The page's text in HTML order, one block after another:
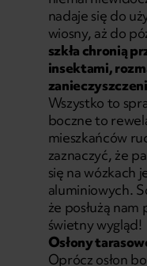
nadaje się do
wiosny, aż do
szkła chronią
insektami,
Wszystko to
boczne to
mieszkańców
zaznaczyć, że
się na wózkach
aluminiowych.
że posłużą
świetny wygląd!
Osłony
Oprócz osłon